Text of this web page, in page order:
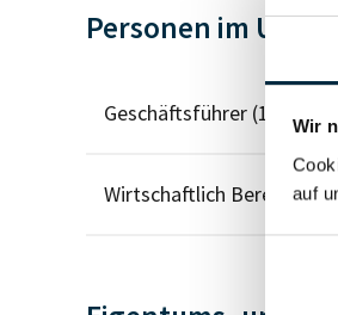
Wir
auf
Personen im
Geschäftsführer (1)
Wirtschaftlich